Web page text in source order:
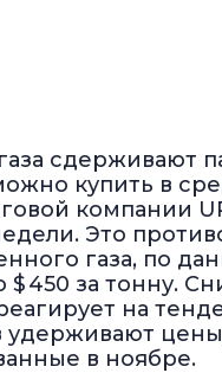
сдерживают
купить в
компании
Это
газа, по
$ 450 за тонну.
на
в ноябре.